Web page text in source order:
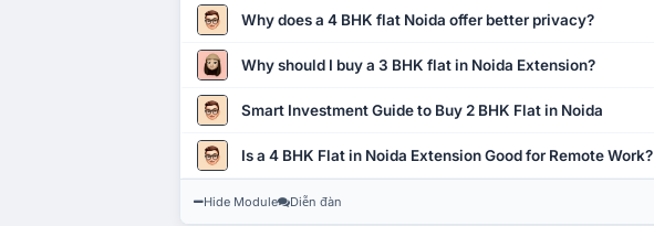
Why does a 4 BHK flat Noida offer better privacy?
Why should I buy a 3 BHK flat in Noida Extension?
Smart Investment Guide to Buy 2 BHK Flat in Noida
Is a 4 BHK Flat in Noida Extension Good for Remote Work?
Hide Module Diễn đàn